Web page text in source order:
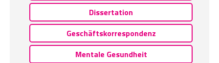
Dissertation
Geschäftskorrespondenz
Mentale Gesundheit